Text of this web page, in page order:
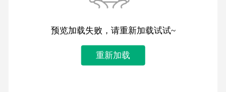
预览加载失败，请重新加载试试~
重新加载